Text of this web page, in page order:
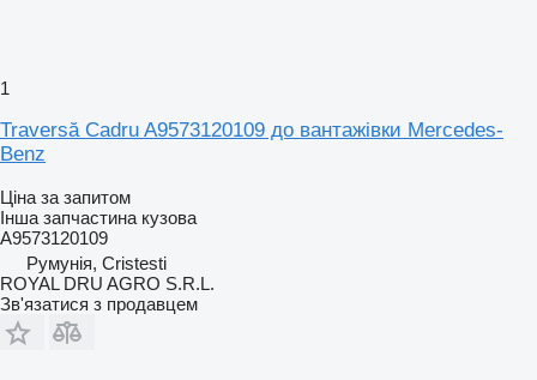
1
Traversă Cadru A9573120109 до вантажівки Mercedes-
Benz
Ціна за запитом
Інша запчастина кузова
A9573120109
Румунія, Cristesti
ROYAL DRU AGRO S.R.L.
Зв'язатися з продавцем